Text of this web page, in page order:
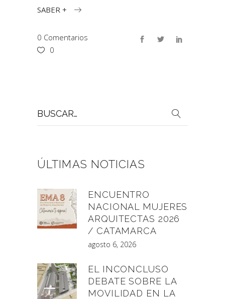
SABER +
0 Comentarios
0
por:
ÚLTIMAS NOTICIAS
ENCUENTRO
NACIONAL MUJERES
ARQUITECTAS 2026
/ CATAMARCA
agosto 6, 2026
EL INCONCLUSO
DEBATE SOBRE LA
MOVILIDAD EN LA